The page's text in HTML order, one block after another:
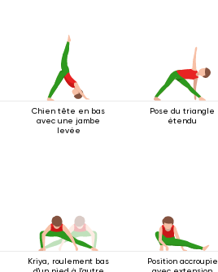
Chien tête en bas
avec une jambe
levée
Pose du triangle
étendu
Kriya, roulement bas
Position accroupie